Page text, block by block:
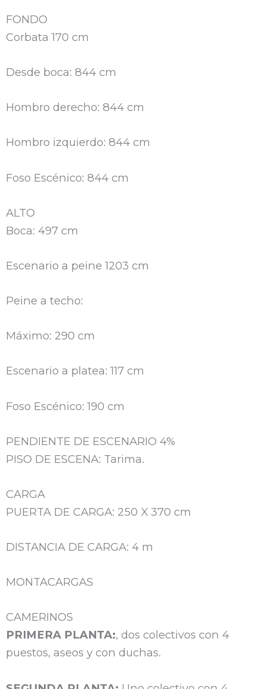
FONDO
Corbata 170 cm
Desde boca: 844 cm
Hombro derecho: 844 cm
Hombro izquierdo: 844 cm
Foso Escénico: 844 cm
ALTO
Boca: 497 cm
Escenario a peine 1203 cm
Peine a techo:
Máximo: 290 cm
Escenario a platea: 117 cm
Foso Escénico: 190 cm
PENDIENTE DE ESCENARIO 4%
PISO DE ESCENA: Tarima.
CARGA
PUERTA DE CARGA: 250 X 370 cm
DISTANCIA DE CARGA: 4 m
MONTACARGAS
CAMERINOS
PRIMERA PLANTA:, dos colectivos con 4
puestos, aseos y con duchas.